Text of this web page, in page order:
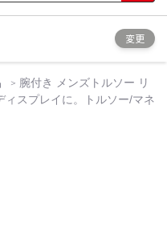
変更
腕付き メンズトルソー リ
ィスプレイに。トルソー/マネ